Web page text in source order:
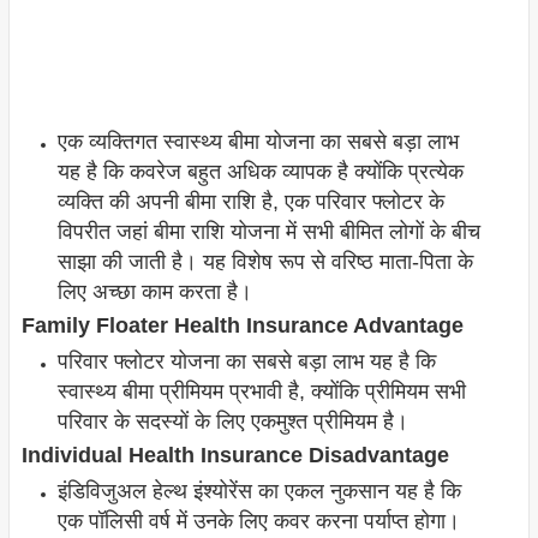
एक व्यक्तिगत स्वास्थ्य बीमा योजना का सबसे बड़ा लाभ
यह है कि कवरेज बहुत अधिक व्यापक है क्योंकि प्रत्येक
व्यक्ति की अपनी बीमा राशि है, एक परिवार फ्लोटर के
विपरीत जहां बीमा राशि योजना में सभी बीमित लोगों के बीच
साझा की जाती है। यह विशेष रूप से वरिष्ठ माता-पिता के
लिए अच्छा काम करता है।
Family Floater Health Insurance Advantage
परिवार फ्लोटर योजना का सबसे बड़ा लाभ यह है कि
स्वास्थ्य बीमा प्रीमियम प्रभावी है, क्योंकि प्रीमियम सभी
परिवार के सदस्यों के लिए एकमुश्त प्रीमियम है।
Individual Health Insurance Disadvantage
इंडिविजुअल हेल्थ इंश्योरेंस का एकल नुकसान यह है कि
एक पॉलिसी वर्ष में उनके लिए कवर करना पर्याप्त होगा।